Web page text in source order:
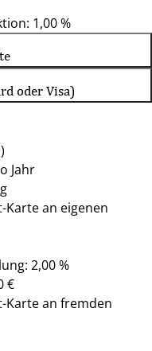
1,00 %
oder Visa)
Jahr
an eigenen
2,00 %
€
Karte an fremden